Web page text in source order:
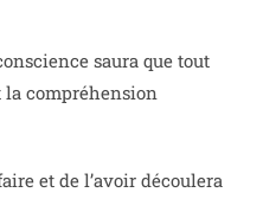
saura que tout
la compréhension
et de l’avoir découlera